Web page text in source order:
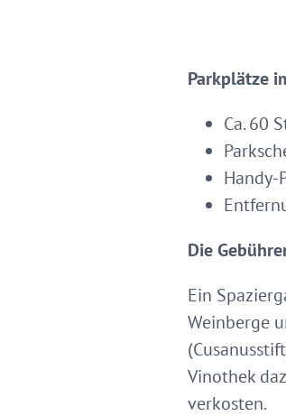
Parkplätze
Ca. 60
Handy-
Die
Ein
Weinberge
Vinothek
verkosten.